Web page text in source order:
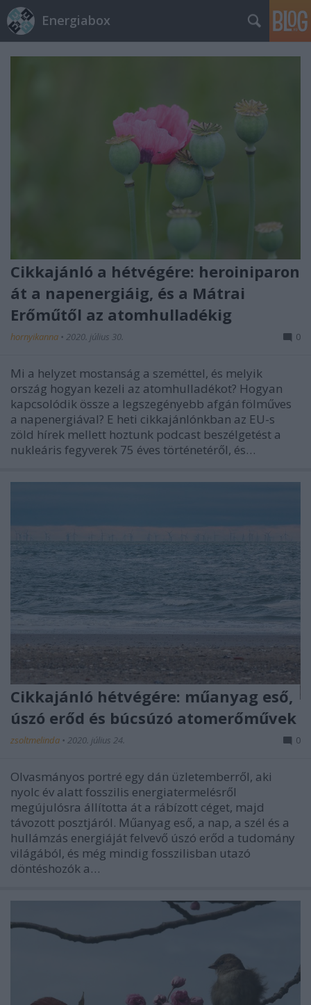
Energiabox
Cikkajánló a hétvégére: heroiniparon
át a napenergiáig, és a Mátrai
Erőműtől az atomhulladékig
hornyikanna • 2020. július 30. 0
Mi a helyzet mostanság a szeméttel, és melyik
ország hogyan kezeli az atomhulladékot? Hogyan
kapcsolódik össze a legszegényebb afgán fölműves
a napenergiával? E heti cikkajánlónkban az EU-s
zöld hírek mellett hoztunk podcast beszélgetést a
nukleáris fegyverek 75 éves történetéről, és…
Cikkajánló hétvégére: műanyag eső,
úszó erőd és búcsúzó atomerőművek
zsoltmelinda • 2020. július 24. 0
Olvasmányos portré egy dán üzletemberről, aki
nyolc év alatt fosszilis energiatermelésről
megújulósra állította át a rábízott céget, majd
távozott posztjáról. Műanyag eső, a nap, a szél és a
hullámzás energiáját felvevő úszó erőd a tudomány
világából, és még mindig fosszilisban utazó
döntéshozók a…